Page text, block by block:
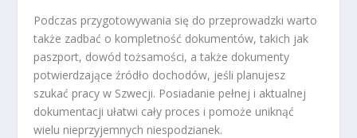
Podczas przygotowywania się do przeprowadzki warto
także zadbać o kompletność dokumentów, takich jak
paszport, dowód tożsamości, a także dokumenty
potwierdzające źródło dochodów, jeśli planujesz
szukać pracy w Szwecji. Posiadanie pełnej i aktualnej
dokumentacji ułatwi cały proces i pomoże uniknąć
wielu nieprzyjemnych niespodzianek.